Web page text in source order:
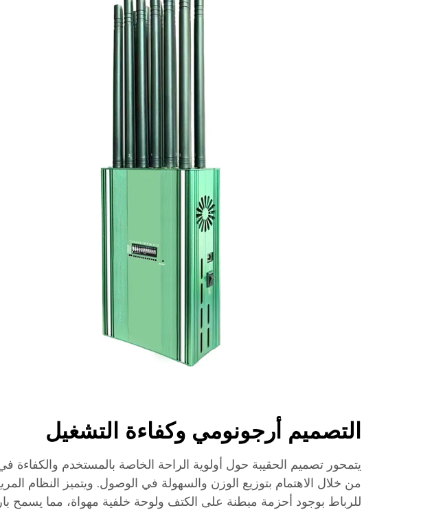
التصميم أرجونومي وكفاءة التشغيل
يتمحور تصميم الحقيبة حول أولوية الراحة الخاصة بالمستخدم والكفاءة في
من خلال الاهتمام بتوزيع الوزن والسهولة في الوصول. ويتميز النظام
للرباط بوجود أحزمة مبطنة على الكتف ولوحة خلفية مهواة، مما يسمح